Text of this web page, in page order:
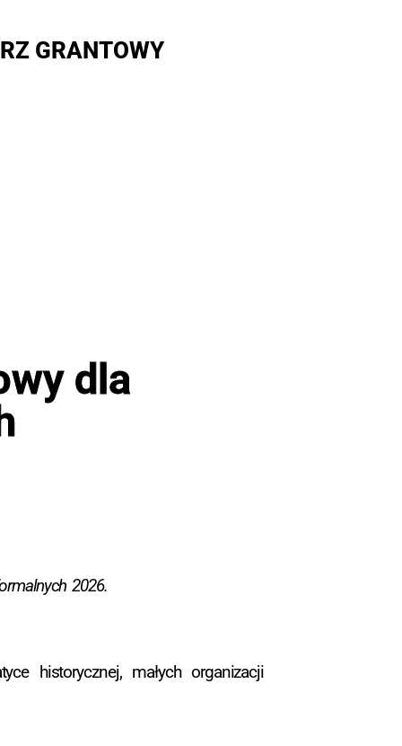
GRANTOWY
dla
2026.
historycznej, małych organizacji